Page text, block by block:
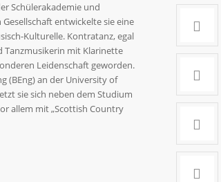
Schülerakademie und
entwickelte sie eine
Kulturelle. Kontratanz, egal
Tanzmusikerin mit Klarinette
Leidenschaft geworden.
(BEng) an der University of
sie sich neben dem Studium
allem mit „Scottish Country